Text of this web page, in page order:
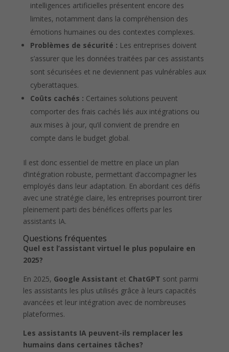
intelligences artificielles présentent encore des
limites, notamment dans la compréhension des
émotions humaines ou des contextes complexes.
Problèmes de sécurité : Les entreprises doivent
s’assurer que les données traitées par ces assistants
sont sécurisées et ne deviennent pas vulnérables aux
cyberattaques.
Coûts cachés : Certaines solutions peuvent
comporter des frais cachés liés aux intégrations ou
aux mises à jour, qu’il convient de prendre en
compte dans le budget global.
Il est donc essentiel de mettre en place un plan
d’intégration robuste, permettant d’accompagner les
employés dans leur adaptation. En abordant ces défis
avec une stratégie claire, les entreprises pourront tirer
pleinement parti des bénéfices offerts par les
assistants IA.
Questions fréquentes
Quel est l’assistant virtuel le plus populaire en
2025?
En 2025, Google Assistant et ChatGPT sont parmi
les assistants les plus utilisés grâce à leurs capacités
avancées et leur intégration avec de nombreuses
plateformes.
Les assistants IA peuvent-ils remplacer les
humains dans certaines tâches?